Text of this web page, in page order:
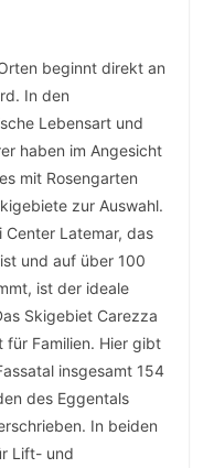
beginnt direkt an
In den
Lebensart und
haben im Angesicht
mit Rosengarten
zur Auswahl.
Latemar, das
und auf über 100
ist der ideale
Skigebiet Carezza
Familien. Hier gibt
insgesamt 154
des Eggentals
In beiden
Lift- und